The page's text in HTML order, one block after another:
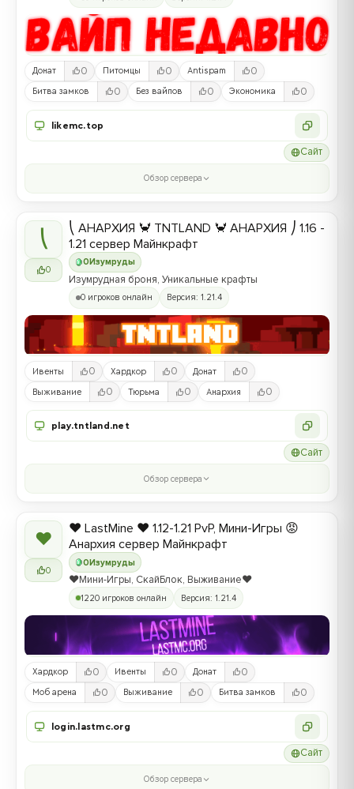
Донат 0 Питомцы 0 Antispam 0
Битва замков 0 Без вайпов 0 Экономика 0
likemc.top
Сайт
Обзор сервера
⎝
0
0 Изумруды
⎝ АНАРХИЯ 🦀 TNTLAND 🦀 АНАРХИЯ ⎠ 1.16 -
1.21 сервер Майнкрафт
Изумрудная броня, Уникальные крафты
0 игроков онлайн Версия: 1.21.4
Ивенты 0 Хардкор 0 Донат 0
Выживание 0 Тюрьма 0 Анархия 0
play.tntland.net
Сайт
Обзор сервера
❤
0
0Изумруды
❤️ LastMine ❤️ 1.12-1.21 PvP, Мини-Игры 😡
Анархия сервер Майнкрафт
❤️Мини-Игры, СкайБлок, Выживание❤️
1220 игроков онлайн Версия: 1.21.4
Хардкор 0 Ивенты 0 Донат 0
Моб арена 0 Выживание 0 Битва замков 0
login.lastmc.org
Сайт
Обзор сервера